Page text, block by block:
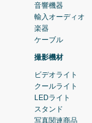
音響機器
輸入オーディオ
楽器
ケーブル
撮影機材
ビデオライト
クールライト
LEDライト
スタンド
写真関連商品